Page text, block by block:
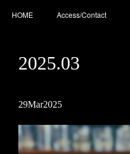
HOME Access/Contact
You Tube
2025.03
29Mar2025